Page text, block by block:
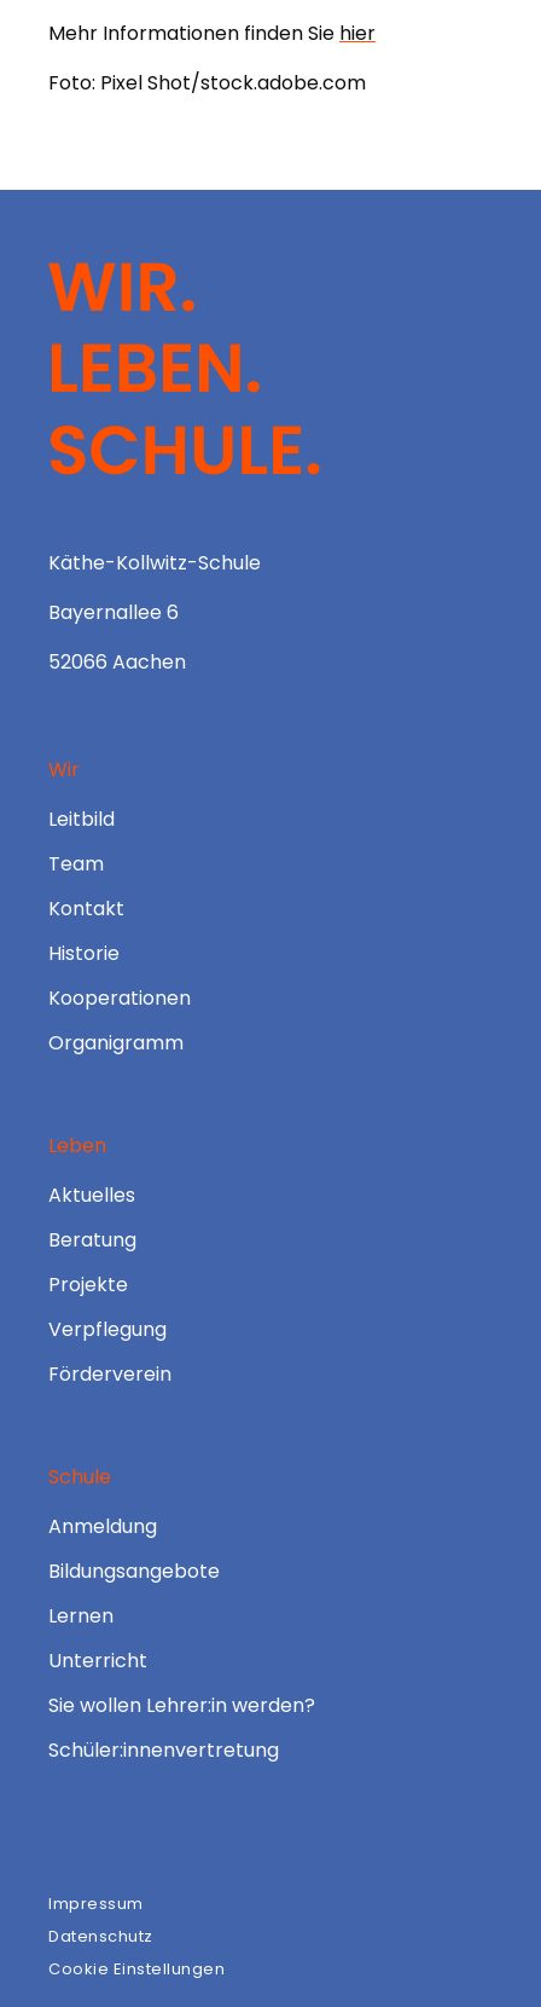
Mehr Informationen finden Sie hier
Foto: Pixel Shot/stock.adobe.com
Käthe-Kollwitz-Schule
Bayernallee 6
52066 Aachen
Wir
Leitbild
Team
Kontakt
Historie
Kooperationen
Organigramm
Leben
Aktuelles
Beratung
Projekte
Verpflegung
Förderverein
Schule
Anmeldung
Bildungsangebote
Lernen
Unterricht
Sie wollen Lehrer:in werden?
Schüler:innenvertretung
Impressum
Datenschutz
Cookie Einstellungen